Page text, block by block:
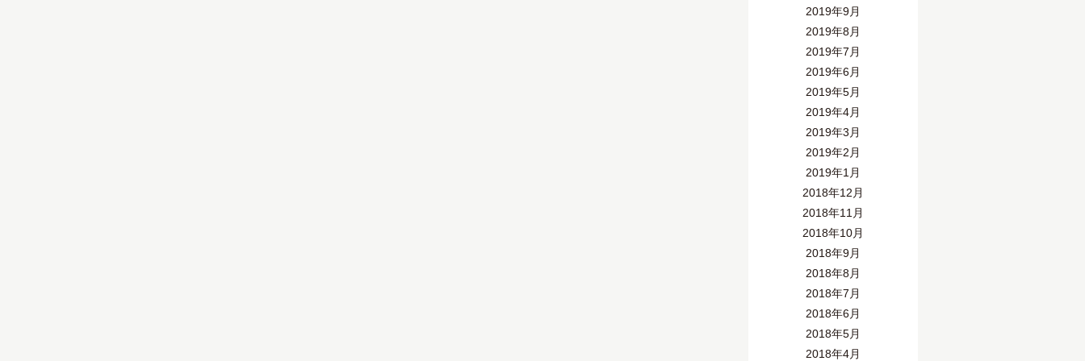
2019年9月
2019年8月
2019年7月
2019年6月
2019年5月
2019年4月
2019年3月
2019年2月
2019年1月
2018年12月
2018年11月
2018年10月
2018年9月
2018年8月
2018年7月
2018年6月
2018年5月
2018年4月